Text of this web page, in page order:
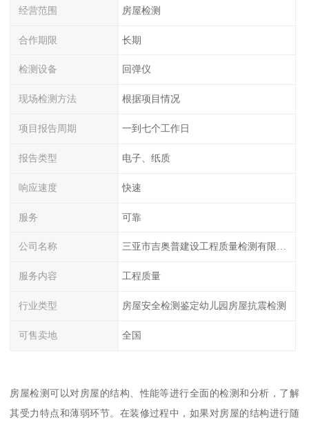
经营范围 房屋检测
合作期限 长期
检测设备 回弹仪
现场检测方法 根据项目情况
项目报告周期 一到七个工作日
报告类型 电子、纸质
响应速度 快速
服务 可靠
公司名称 三亚市吉奥普建设工程质量检测有限公司陕西分公司
服务内容 工程质量
行业类型 房屋安全检测鉴定幼儿园房屋抗震检测
可售卖地 全国
房屋检测可以对房屋的结构、性能等进行全面的检测和分析，了解
其受力特点和薄弱环节。在装修过程中，如果对房屋的结构进行随